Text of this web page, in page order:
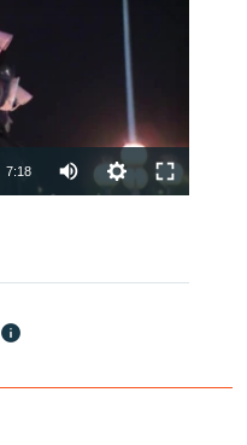
available
7:18